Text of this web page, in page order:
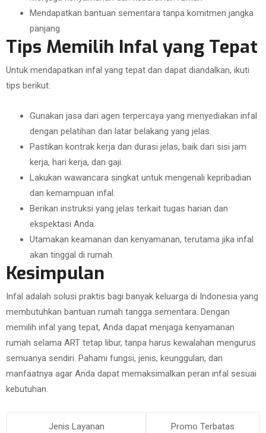
Mendapatkan bantuan sementara tanpa komitmen jangka
panjang
Tips Memilih Infal yang Tepat
Untuk mendapatkan infal yang tepat dan dapat diandalkan, ikuti
tips berikut:
Gunakan jasa dari agen terpercaya yang menyediakan infal
dengan pelatihan dan latar belakang yang jelas.
Pastikan kontrak kerja dan durasi jelas, baik dari sisi jam
kerja, hari kerja, dan gaji.
Lakukan wawancara singkat untuk mengenali kepribadian
dan kemampuan infal.
Berikan instruksi yang jelas terkait tugas harian dan
ekspektasi Anda.
Utamakan keamanan dan kenyamanan, terutama jika infal
akan tinggal di rumah.
Kesimpulan
Infal adalah solusi praktis bagi banyak keluarga di Indonesia yang
membutuhkan bantuan rumah tangga sementara. Dengan
memilih infal yang tepat, Anda dapat menjaga kenyamanan
rumah selama ART tetap libur, tanpa harus kewalahan mengurus
semuanya sendiri. Pahami fungsi, jenis, keunggulan, dan
manfaatnya agar Anda dapat memaksimalkan peran infal sesuai
kebutuhan.
Jenis Layanan Promo Terbatas